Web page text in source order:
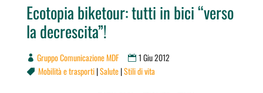
Ecotopia biketour: tutti in bici “verso
la decrescita”!
Gruppo Comunicazione MDF 1 Giu 2012
 Mobilità e trasporti|Salute|Stili di vita